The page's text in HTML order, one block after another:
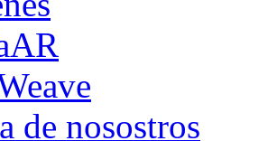
de nosostros